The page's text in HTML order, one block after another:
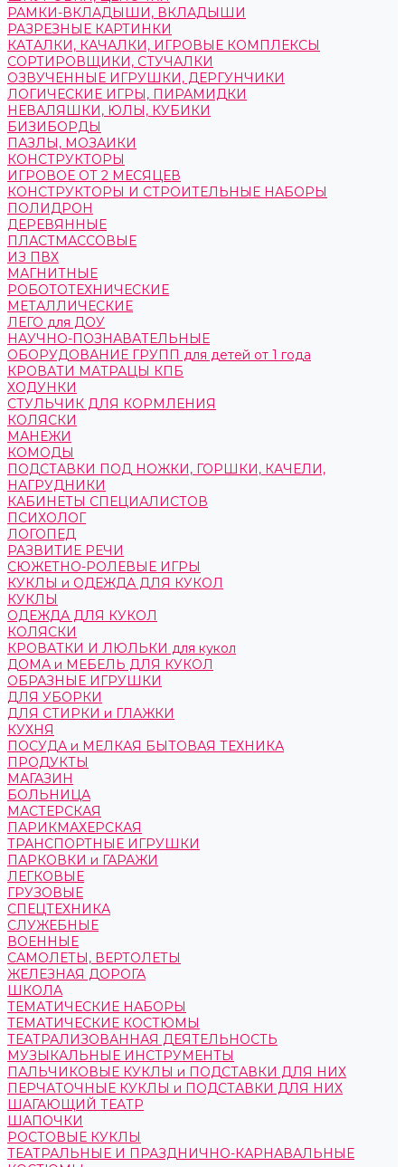
РАМКИ-ВКЛАДЫШИ, ВКЛАДЫШИ
РАЗРЕЗНЫЕ КАРТИНКИ
КАТАЛКИ, КАЧАЛКИ, ИГРОВЫЕ КОМПЛЕКСЫ
СОРТИРОВЩИКИ, СТУЧАЛКИ
ОЗВУЧЕННЫЕ ИГРУШКИ, ДЕРГУНЧИКИ
ЛОГИЧЕСКИЕ ИГРЫ, ПИРАМИДКИ
НЕВАЛЯШКИ, ЮЛЫ, КУБИКИ
БИЗИБОРДЫ
ПАЗЛЫ, МОЗАИКИ
КОНСТРУКТОРЫ
ИГРОВОЕ ОТ 2 МЕСЯЦЕВ
КОНСТРУКТОРЫ И СТРОИТЕЛЬНЫЕ НАБОРЫ
ПОЛИДРОН
ДЕРЕВЯННЫЕ
ПЛАСТМАССОВЫЕ
ИЗ ПВХ
МАГНИТНЫЕ
РОБОТОТЕХНИЧЕСКИЕ
МЕТАЛЛИЧЕСКИЕ
ЛЕГО для ДОУ
НАУЧНО-ПОЗНАВАТЕЛЬНЫЕ
ОБОРУДОВАНИЕ ГРУПП для детей от 1 года
КРОВАТИ МАТРАЦЫ КПБ
ХОДУНКИ
СТУЛЬЧИК ДЛЯ КОРМЛЕНИЯ
КОЛЯСКИ
МАНЕЖИ
КОМОДЫ
ПОДСТАВКИ ПОД НОЖКИ, ГОРШКИ, КАЧЕЛИ,
НАГРУДНИКИ
КАБИНЕТЫ СПЕЦИАЛИСТОВ
ПСИХОЛОГ
ЛОГОПЕД
РАЗВИТИЕ РЕЧИ
СЮЖЕТНО-РОЛЕВЫЕ ИГРЫ
КУКЛЫ и ОДЕЖДА ДЛЯ КУКОЛ
КУКЛЫ
ОДЕЖДА ДЛЯ КУКОЛ
КОЛЯСКИ
КРОВАТКИ И ЛЮЛЬКИ для кукол
ДОМА и МЕБЕЛЬ ДЛЯ КУКОЛ
ОБРАЗНЫЕ ИГРУШКИ
ДЛЯ УБОРКИ
ДЛЯ СТИРКИ и ГЛАЖКИ
КУХНЯ
ПОСУДА и МЕЛКАЯ БЫТОВАЯ ТЕХНИКА
ПРОДУКТЫ
МАГАЗИН
БОЛЬНИЦА
МАСТЕРСКАЯ
ПАРИКМАХЕРСКАЯ
ТРАНСПОРТНЫЕ ИГРУШКИ
ПАРКОВКИ и ГАРАЖИ
ЛЕГКОВЫЕ
ГРУЗОВЫЕ
СПЕЦТЕХНИКА
СЛУЖЕБНЫЕ
ВОЕННЫЕ
САМОЛЕТЫ, ВЕРТОЛЕТЫ
ЖЕЛЕЗНАЯ ДОРОГА
ШКОЛА
ТЕМАТИЧЕСКИЕ НАБОРЫ
ТЕМАТИЧЕСКИЕ КОСТЮМЫ
ТЕАТРАЛИЗОВАННАЯ ДЕЯТЕЛЬНОСТЬ
МУЗЫКАЛЬНЫЕ ИНСТРУМЕНТЫ
ПАЛЬЧИКОВЫЕ КУКЛЫ и ПОДСТАВКИ ДЛЯ НИХ
ПЕРЧАТОЧНЫЕ КУКЛЫ и ПОДСТАВКИ ДЛЯ НИХ
ШАГАЮЩИЙ ТЕАТР
ШАПОЧКИ
РОСТОВЫЕ КУКЛЫ
ТЕАТРАЛЬНЫЕ И ПРАЗДНИЧНО-КАРНАВАЛЬНЫЕ